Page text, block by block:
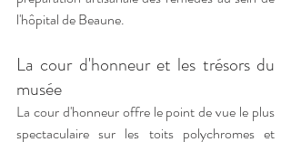
l'hôpital de Beaune.
La cour d'honneur et les trésors du
musée
La cour d'honneur offre le point de vue le plus
spectaculaire sur les toits polychromes et